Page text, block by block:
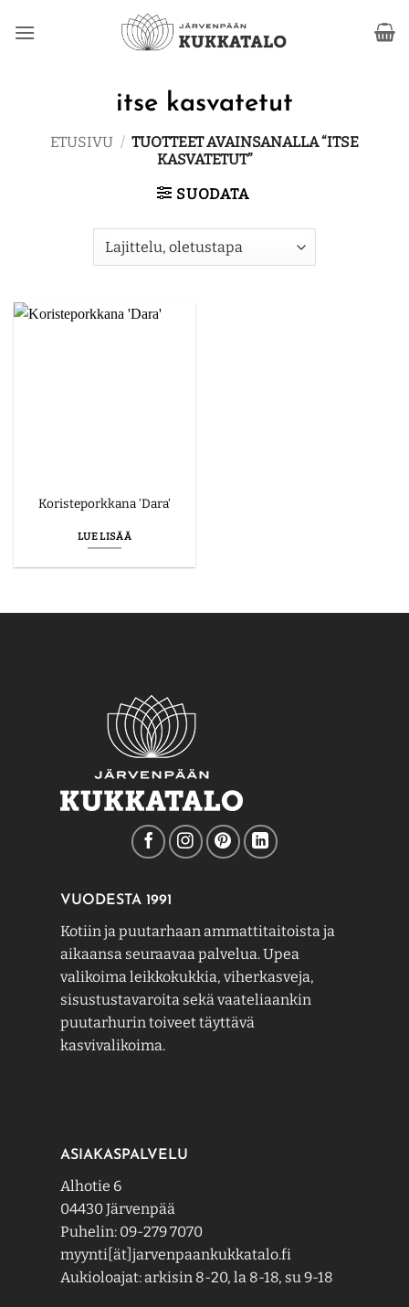
itse kasvatetut
ETUSIVU / TUOTTEET AVAINSANALLA “ITSE
KASVATETUT”
SUODATA
Koristeporkkana ‘Dara’
LUE LISÄÄ
VUODESTA 1991
Kotiin ja puutarhaan ammattitaitoista ja
aikaansa seuraavaa palvelua. Upea
valikoima leikkokukkia, viherkasveja,
sisustustavaroita sekä vaateliaankin
puutarhurin toiveet täyttävä
kasvivalikoima.
ASIAKASPALVELU
Alhotie 6
04430 Järvenpää
Puhelin: 09-279 7070
myynti[ät]jarvenpaankukkatalo.fi
Aukioloajat: arkisin 8-20, la 8-18, su 9-18